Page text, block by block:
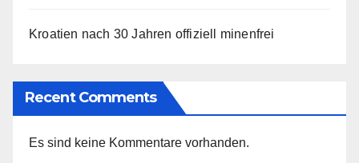
Kroatien nach 30 Jahren offiziell minenfrei
Recent Comments
Es sind keine Kommentare vorhanden.